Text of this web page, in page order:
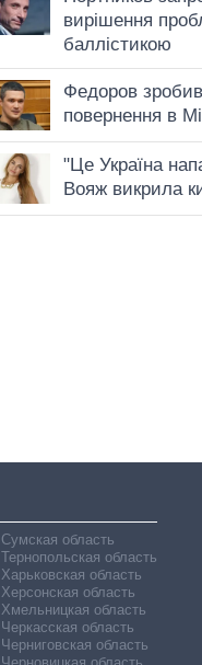
Сумская область
Тернопольская область
Харьковская область
Херсонская область
Хмельницкая область
Черкасская область
Черниговская область